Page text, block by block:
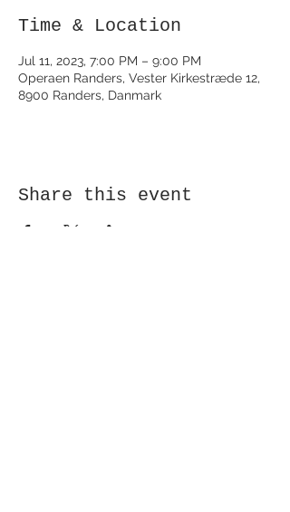
Time & Location
Jul 11, 2023, 7:00 PM – 9:00 PM
Operaen Randers, Vester Kirkestræde 12,
8900 Randers, Danmark
Share this event